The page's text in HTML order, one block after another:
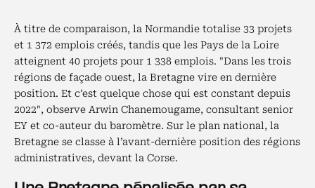
À titre de comparaison, la Normandie totalise 33 projets
et 1 372 emplois créés, tandis que les Pays de la Loire
atteignent 40 projets pour 1 338 emplois. "Dans les trois
régions de façade ouest, la Bretagne vire en dernière
position. Et c’est quelque chose qui est constant depuis
2022", observe Arwin Chanemougame, consultant senior
EY et co-auteur du baromètre. Sur le plan national, la
Bretagne se classe à l’avant-dernière position des régions
administratives, devant la Corse.